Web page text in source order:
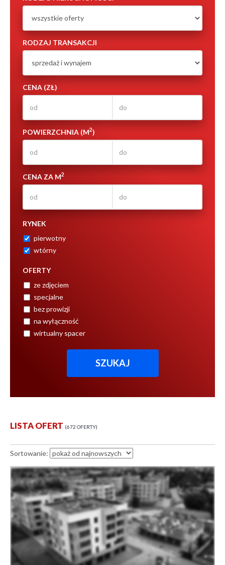
RODZAJ TRANSAKCJI
CENA (ZŁ)
POWIERZCHNIA (M2)
CENA ZA M2
RYNEK
pierwotny
wtórny
OFERTY
ze zdjęciem
specjalne
bez prowizji
na wyłączność
wirtualny spacer
LISTA OFERT 672 OFERTY
Sortowanie: